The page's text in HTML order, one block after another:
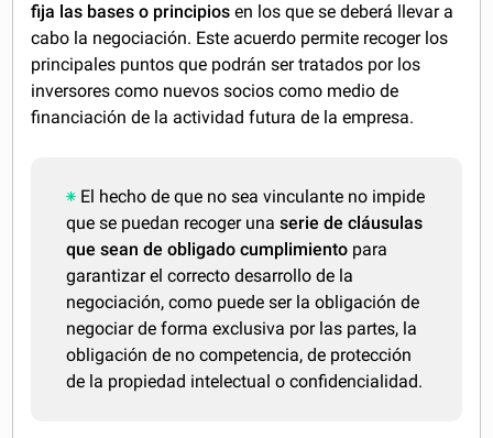
fija las bases o principios en los que se deberá llevar a
cabo la negociación. Este acuerdo permite recoger los
principales puntos que podrán ser tratados por los
inversores como nuevos socios como medio de
financiación de la actividad futura de la empresa.
El hecho de que no sea vinculante no impide
que se puedan recoger unaserie de cláusulas
que sean de obligado cumplimiento para
garantizar el correcto desarrollo de la
negociación, como puede ser la obligación de
negociar de forma exclusiva por las partes, la
obligación de no competencia, de protección
de la propiedad intelectual o confidencialidad.